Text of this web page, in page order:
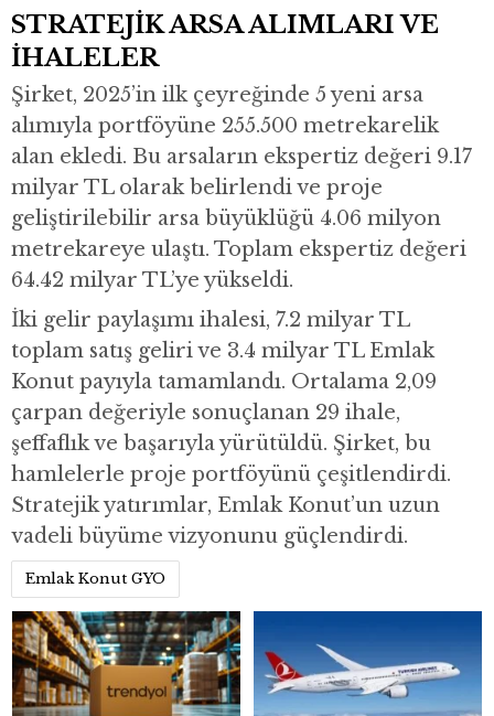
STRATEJİK ARSA ALIMLARI VE
İHALELER
Şirket, 2025’in ilk çeyreğinde 5 yeni arsa
alımıyla portföyüne 255.500 metrekarelik
alan ekledi. Bu arsaların ekspertiz değeri 9.17
milyar TL olarak belirlendi ve proje
geliştirilebilir arsa büyüklüğü 4.06 milyon
metrekareye ulaştı. Toplam ekspertiz değeri
64.42 milyar TL’ye yükseldi.
İki gelir paylaşımı ihalesi, 7.2 milyar TL
toplam satış geliri ve 3.4 milyar TL Emlak
Konut payıyla tamamlandı. Ortalama 2,09
çarpan değeriyle sonuçlanan 29 ihale,
şeffaflık ve başarıyla yürütüldü. Şirket, bu
hamlelerle proje portföyünü çeşitlendirdi.
Stratejik yatırımlar, Emlak Konut’un uzun
vadeli büyüme vizyonunu güçlendirdi.
Emlak Konut GYO